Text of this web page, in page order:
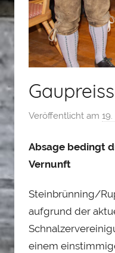
Veröffentlicht am
Absage bedingt
Vernunft
Steinbrünning/
aufgrund der
einem